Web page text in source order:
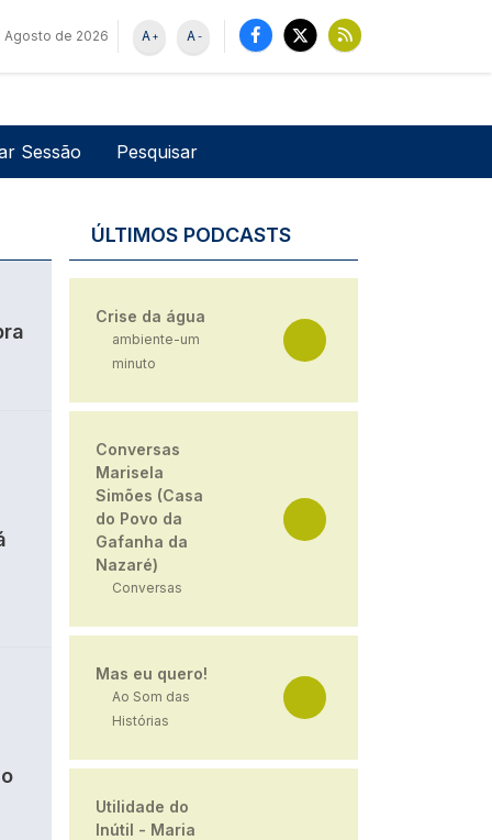
Agosto de 2026 -
A
+
A
de utilizador
Sessão
ÚLTIMOS PODCASTS
Crise da água
ambiente-um
minuto
Conversas
Marisela
Simões (Casa
do Povo da
Gafanha da
Nazaré)
Conversas
Mas eu quero!
Ao Som das
Histórias
Utilidade do
Inútil - Maria